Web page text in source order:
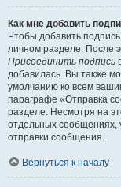
Как мне добавить
Чтобы добавить
личном разделе. После
Присоединить подпись
добавилась. Вы также
умолчанию ко всем
параграфе «Отправка
разделе. Несмотря на
отдельных сообщениях,
отправки сообщения.
Вернуться к началу